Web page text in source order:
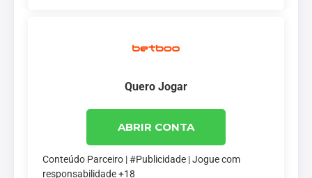
Quero Jogar
ABRIR CONTA
Conteúdo Parceiro | #Publicidade | Jogue com
responsabilidade +18